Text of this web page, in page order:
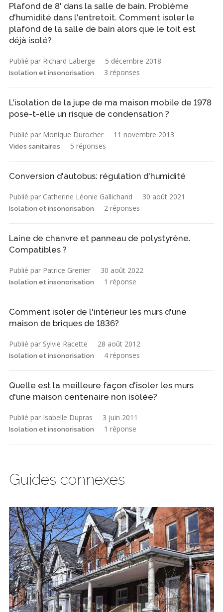
Plafond de 8' dans la salle de bain. Problème
d'humidité dans l'entretoit. Comment isoler le
plafond de la salle de bain alors que le toit est
déjà isolé?
Publié par Richard Laberge 5 décembre 2018
Isolation et insonorisation 3 réponses
L'isolation de la jupe de ma maison mobile de 1978
pose-t-elle un risque de condensation ?
Publié par Monique Durocher 11 novembre 2013
Vides sanitaires 5 réponses
Conversion d'autobus: régulation d'humidité
Publié par Catherine Léonie Gallichand 30 août 2021
Isolation et insonorisation 2 réponses
Laine de chanvre et panneau de polystyrène.
Compatibles ?
Publié par Patrice Grenier 30 août 2022
Isolation et insonorisation 1 réponse
Comment isoler de l'intérieur les murs d'une
maison de briques de 1836?
Publié par Sylvie Racette 28 août 2012
Isolation et insonorisation 4 réponses
Quelle est la meilleure façon d'isoler les murs
d'une maison centenaire non isolée?
Publié par Isabelle Dupras 3 juin 2011
Isolation et insonorisation 1 réponse
Guides connexes